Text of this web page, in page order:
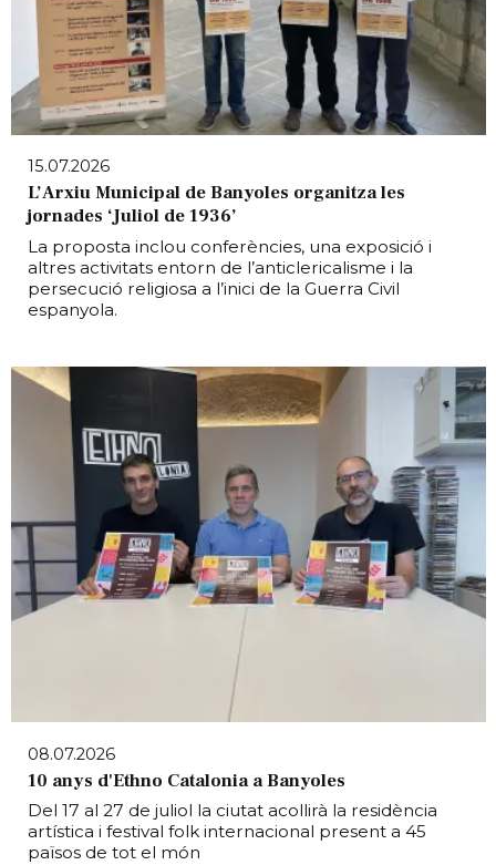
15.07.2026
L’Arxiu Municipal de Banyoles organitza les
jornades ‘Juliol de 1936’
La proposta inclou conferències, una exposició i
altres activitats entorn de l’anticlericalisme i la
persecució religiosa a l’inici de la Guerra Civil
espanyola.
08.07.2026
10 anys d'Ethno Catalonia a Banyoles
Del 17 al 27 de juliol la ciutat acollirà la residència
artística i festival folk internacional present a 45
països de tot el món